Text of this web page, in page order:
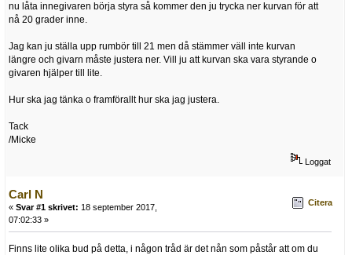
nu låta innegivaren börja styra så kommer den ju trycka ner kurvan för att
nå 20 grader inne.
Jag kan ju ställa upp rumbör till 21 men då stämmer väll inte kurvan
längre och givarn måste justera ner. Vill ju att kurvan ska vara styrande o
givaren hjälper till lite.
Hur ska jag tänka o framförallt hur ska jag justera.
Tack
/Micke
Loggat
Carl N
« Svar #1 skrivet: 18 september 2017,
07:02:33 »
Citera
Finns lite olika bud på detta, i någon tråd är det nån som påstår att om du